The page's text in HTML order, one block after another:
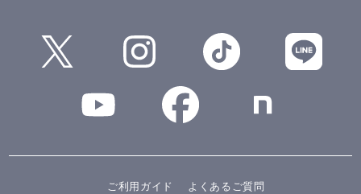
ご利用ガイド
よくあるご質問